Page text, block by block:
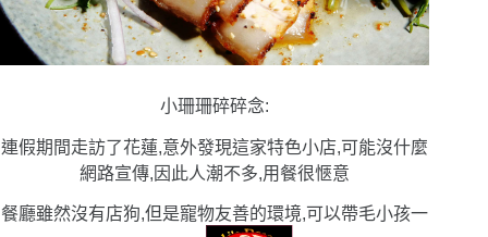
小珊珊碎碎念:
連假期間走訪了花蓮,意外發現這家特色小店,可能沒什麼
網路宣傳,因此人潮不多,用餐很愜意
餐廳雖然沒有店狗,但是寵物友善的環境,可以帶毛小孩一